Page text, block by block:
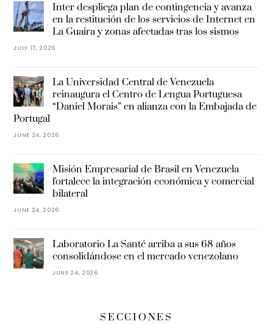
Inter despliega plan de contingencia y avanza
en la restitución de los servicios de Internet en
La Guaira y zonas afectadas tras los sismos
JULY 17, 2026
La Universidad Central de Venezuela
reinaugura el Centro de Lengua Portuguesa
“Daniel Morais” en alianza con la Embajada de
Portugal
JUNE 24, 2026
Misión Empresarial de Brasil en Venezuela
fortalece la integración económica y comercial
bilateral
JUNE 24, 2026
Laboratorio La Santé arriba a sus 68 años
consolidándose en el mercado venezolano
JUNE 24, 2026
SECCIONES